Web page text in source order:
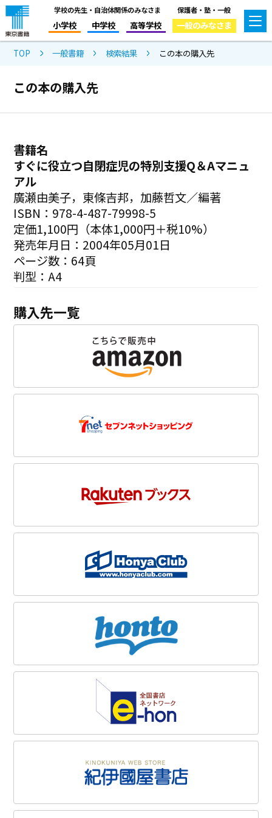
学校の先生・自治体関係のみなさま
小学校 中学校 高等学校
保護者・塾・一般
一般のみなさま
TOP 一般書籍 検索結果 この本の購入先
この本の購入先
書籍名
すぐに役立つ自閉症児の特別支援Q＆Aマニュ
アル
廣瀬由美子，東條吉邦，加藤哲文／編著
ISBN：978-4-487-79998-5
定価1,100円（本体1,000円＋税10%）
発売年月日：2004年05月01日
ページ数：64頁
判型：A4
購入先一覧